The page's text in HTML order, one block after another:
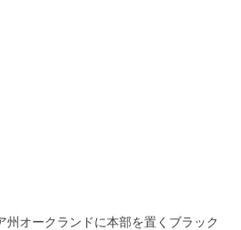
州オークランドに本部を置くブラック